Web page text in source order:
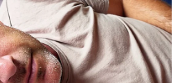
Disyorkan